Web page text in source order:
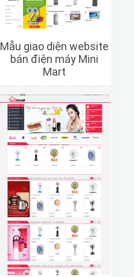
Xem trước
Mẫu giao diện website
bán điện máy Mini
Mart